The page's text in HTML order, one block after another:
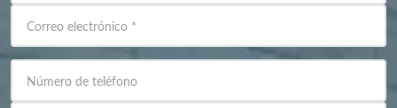
Correo electrónico *
Número de teléfono